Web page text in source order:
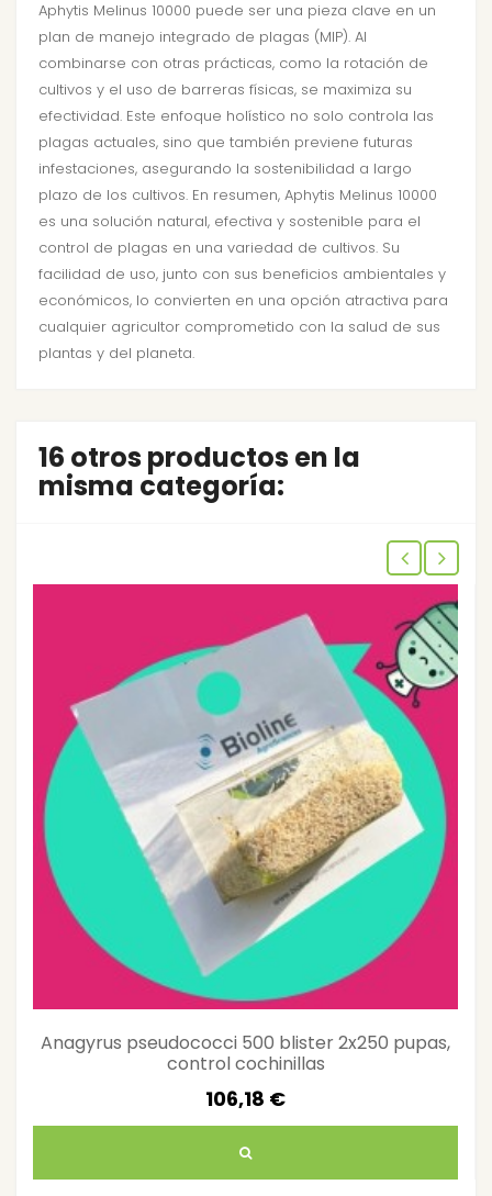
Aphytis Melinus 10000 puede ser una pieza clave en un
plan de manejo integrado de plagas (MIP). Al
combinarse con otras prácticas, como la rotación de
cultivos y el uso de barreras físicas, se maximiza su
efectividad. Este enfoque holístico no solo controla las
plagas actuales, sino que también previene futuras
infestaciones, asegurando la sostenibilidad a largo
plazo de los cultivos. En resumen, Aphytis Melinus 10000
es una solución natural, efectiva y sostenible para el
control de plagas en una variedad de cultivos. Su
facilidad de uso, junto con sus beneficios ambientales y
económicos, lo convierten en una opción atractiva para
cualquier agricultor comprometido con la salud de sus
plantas y del planeta.
16 otros productos en la
misma categoría:
Anagyrus pseudococci 500 blister 2x250 pupas,
control cochinillas
106,18 €